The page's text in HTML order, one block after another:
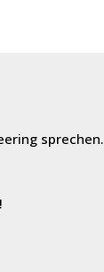
sprechen.